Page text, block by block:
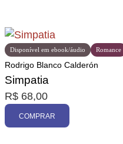
Disponível em ebook/áudio Romance
Rodrigo Blanco Calderón
Simpatia
R$ 68,00
COMPRAR